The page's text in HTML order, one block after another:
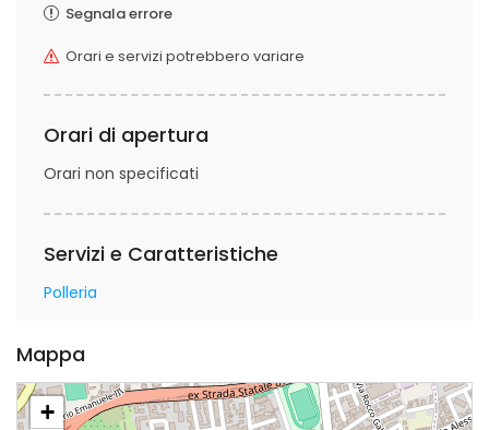
Segnala errore
Orari e servizi potrebbero variare
Orari di apertura
Orari non specificati
Servizi e Caratteristiche
Polleria
Mappa
+